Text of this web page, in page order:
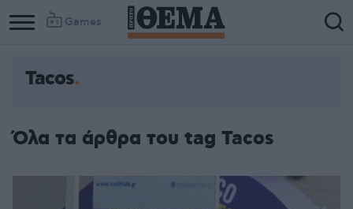
Games
Tacos
Όλα τα άρθρα του tag Tacos